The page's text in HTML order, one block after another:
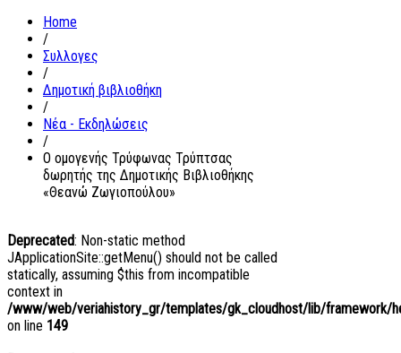
Home
/
Συλλογες
/
Δημοτική βιβλιοθήκη
/
Νέα - Εκδηλώσεις
/
Ο ομογενής Τρύφωνας Τρύπτσας
δωρητής της Δημοτικής Βιβλιοθήκης
«Θεανώ Ζωγιοπούλου»
Deprecated: Non-static method
JApplicationSite::getMenu() should not be called
statically, assuming $this from incompatible
context in
/www/web/veriahistory_gr/templates/gk_cloudhost/lib/framework/
on line 149